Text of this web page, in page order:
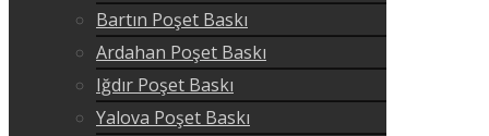
Bartın Poşet Baskı
Ardahan Poşet Baskı
Iğdır Poşet Baskı
Yalova Poşet Baskı